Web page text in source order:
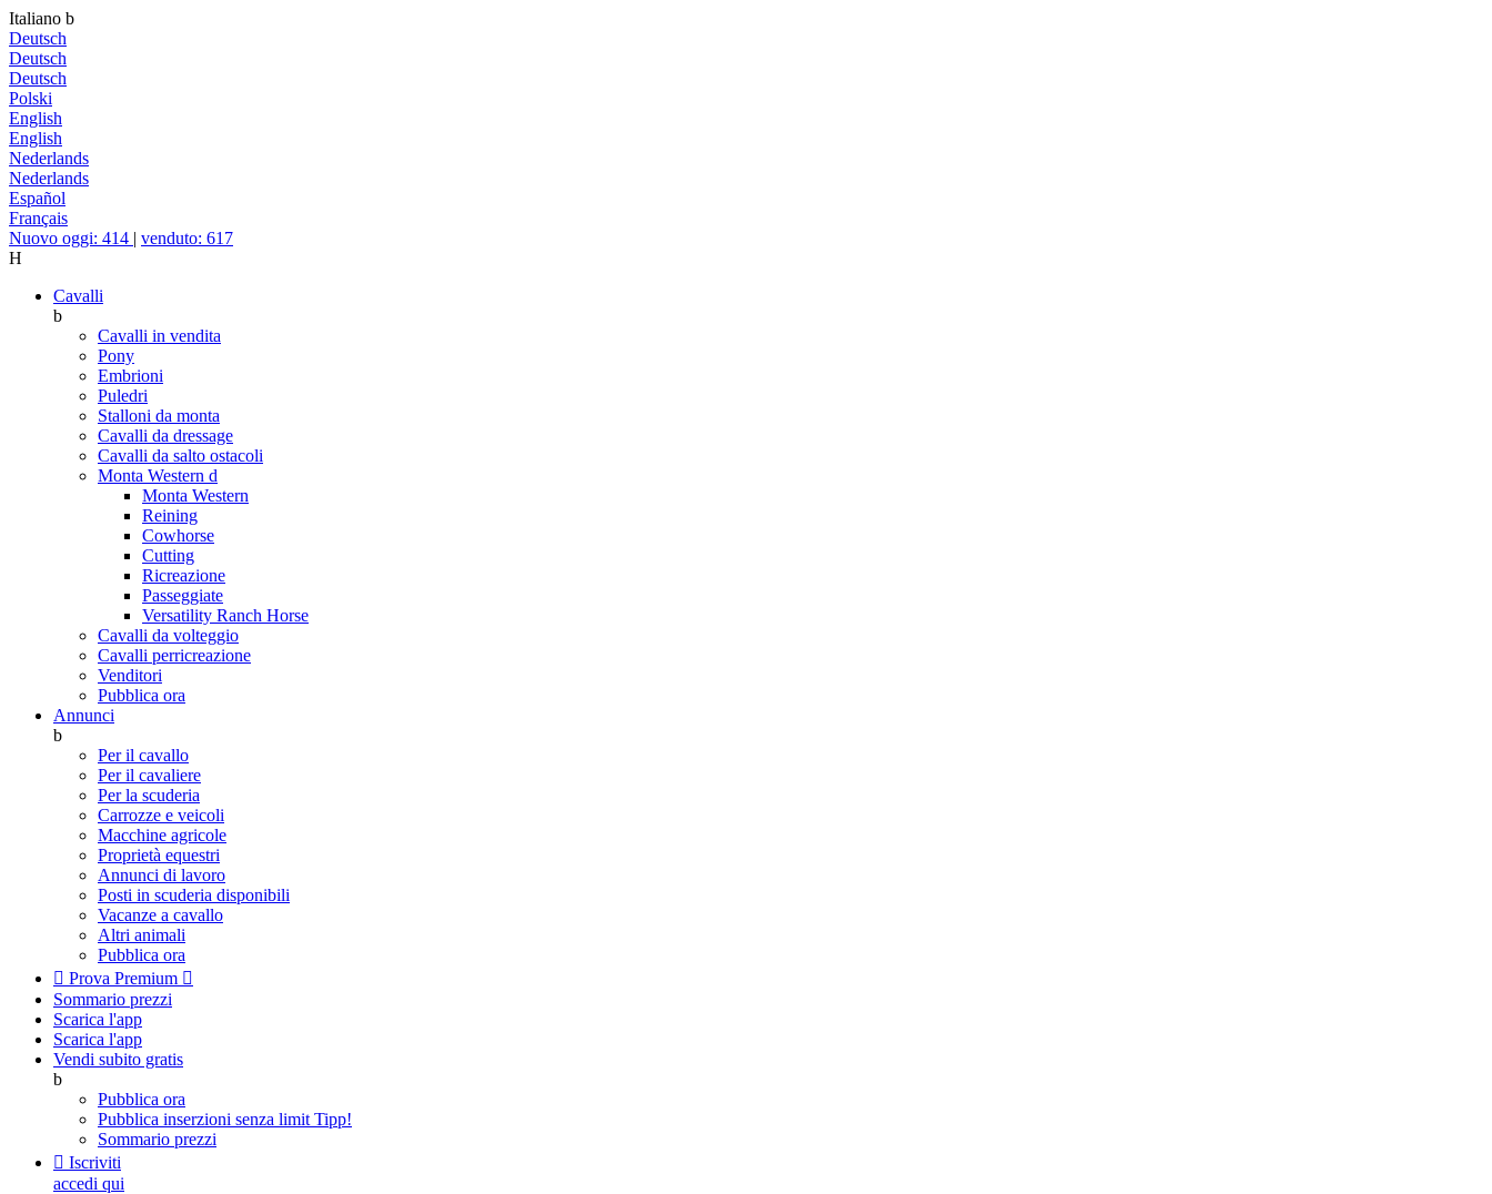
Italiano b
Deutsch
Deutsch
Deutsch
Polski
English
English
Nederlands
Nederlands
Español
Français
Nuovo oggi: 414 | venduto: 617
H
Cavalli
b
Cavalli in vendita
Pony
Embrioni
Puledri
Stalloni da monta
Cavalli da dressage
Cavalli da salto ostacoli
Monta Western d
Monta Western
Reining
Cowhorse
Cutting
Ricreazione
Passeggiate
Versatility Ranch Horse
Cavalli da volteggio
Cavalli perricreazione
Venditori
Pubblica ora
Annunci
b
Per il cavallo
Per il cavaliere
Per la scuderia
Carrozze e veicoli
Macchine agricole
Proprietà equestri
Annunci di lavoro
Posti in scuderia disponibili
Vacanze a cavallo
Altri animali
Pubblica ora
 Prova Premium 
Sommario prezzi
Scarica l'app
Scarica l'app
Vendi subito gratis
b
Pubblica ora
Pubblica inserzioni senza limit Tipp!
Sommario prezzi
 Iscriviti
accedi qui